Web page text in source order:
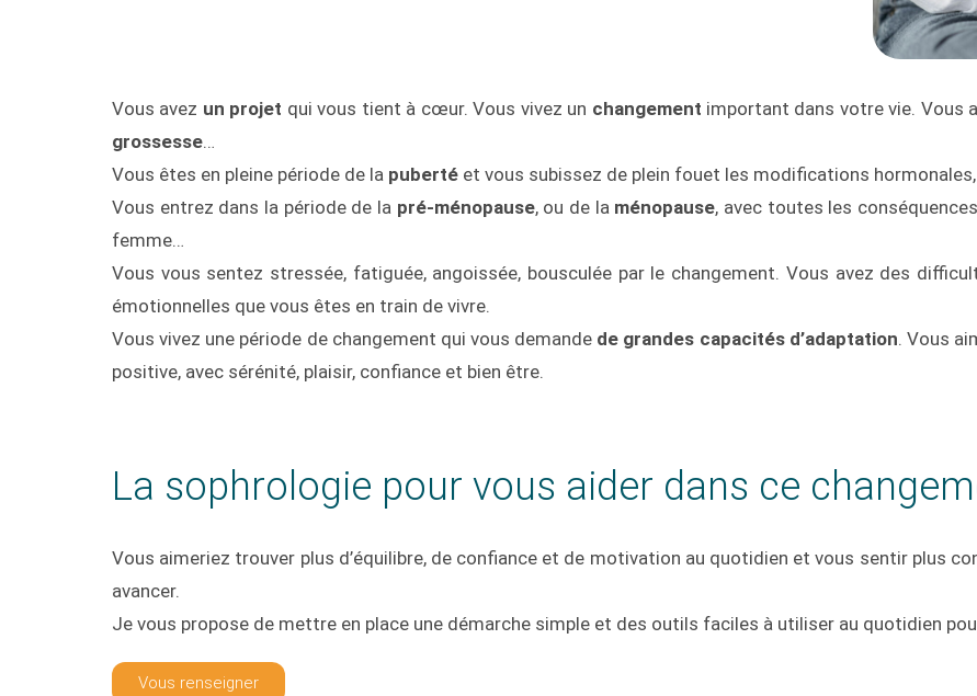
Vous avez un projet qui vous tient à cœur. Vous vivez un changement important dans votre vie. Vous
grossesse…
Vous êtes en pleine période de la puberté et vous subissez de plein fouet les modifications
Vous entrez dans la période de la pré-ménopause, ou de la ménopause, avec toutes les
femme…
Vous vous sentez stressée, fatiguée, angoissée, bousculée par le changement. Vous avez des
émotionnelles que vous êtes en train de vivre.
Vous vivez une période de changement qui vous demande de grandes capacités d’adaptation. Vous
positive, avec sérénité, plaisir, confiance et bien être.
La sophrologie pour vous aider dans ce
Vous aimeriez trouver plus d’équilibre, de confiance et de motivation au quotidien et vous sentir plus
avancer.
Je vous propose de mettre en place une démarche simple et des outils faciles à utiliser au quotidien
Vous renseigner